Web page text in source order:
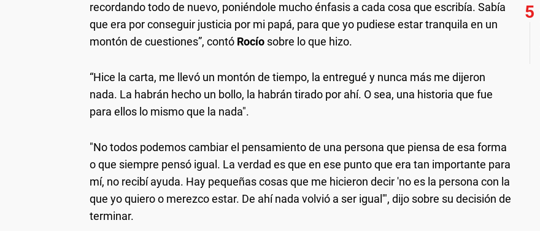
recordando todo de nuevo, poniéndole mucho énfasis a cada cosa que escribía. Sabía
que era por conseguir justicia por mi papá, para que yo pudiese estar tranquila en un
montón de cuestiones”, contó Rocío sobre lo que hizo.
“Hice la carta, me llevó un montón de tiempo, la entregué y nunca más me dijeron
nada. La habrán hecho un bollo, la habrán tirado por ahí. O sea, una historia que fue
para ellos lo mismo que la nada".
"No todos podemos cambiar el pensamiento de una persona que piensa de esa forma
o que siempre pensó igual. La verdad es que en ese punto que era tan importante para
mí, no recibí ayuda. Hay pequeñas cosas que me hicieron decir 'no es la persona con la
que yo quiero o merezco estar. De ahí nada volvió a ser igual'", dijo sobre su decisión de
terminar.